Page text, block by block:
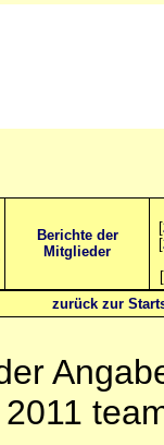
Berichte der
Mitglieder
[
[
[
zurück zur